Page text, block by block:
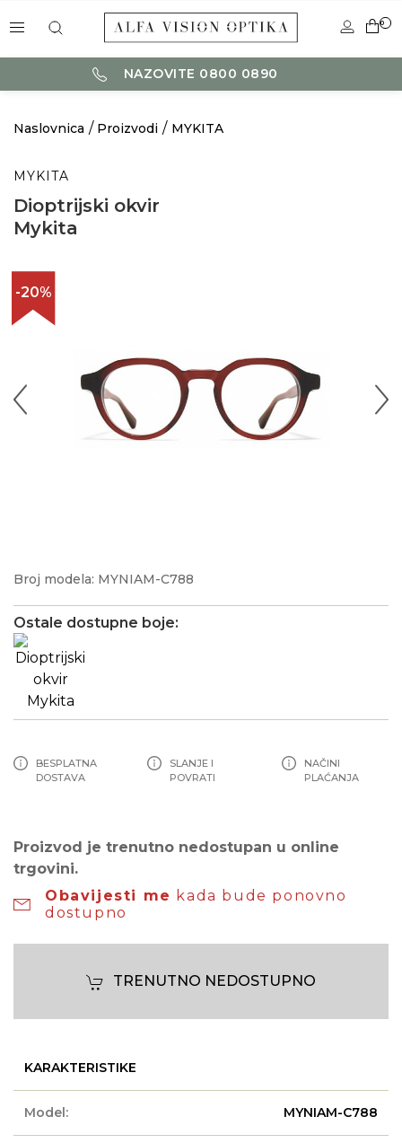
0
NAZOVITE 0800 0890
Naslovnica Proizvodi MYKITA
MYKITA
Dioptrijski okvir
Mykita
-20%
Broj modela: MYNIAM-C788
Ostale dostupne boje:
BESPLATNA
DOSTAVA
SLANJE I
POVRATI
NAČINI
PLAĆANJA
Proizvod je trenutno nedostupan u online
trgovini.
Obavijesti me kada bude ponovno
dostupno
TRENUTNO NEDOSTUPNO
KARAKTERISTIKE
Model: MYNIAM-C788